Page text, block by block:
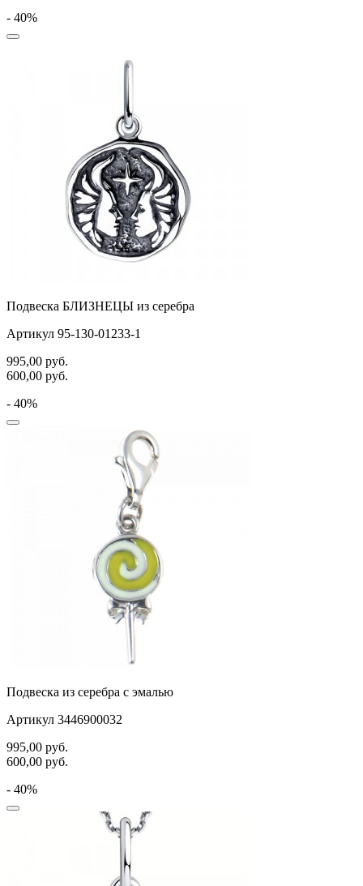
- 40%
Подвеска БЛИЗНЕЦЫ из серебра
Артикул 95-130-01233-1
995,00 руб.
600,00 руб.
- 40%
Подвеска из серебра с эмалью
Артикул 3446900032
995,00 руб.
600,00 руб.
- 40%